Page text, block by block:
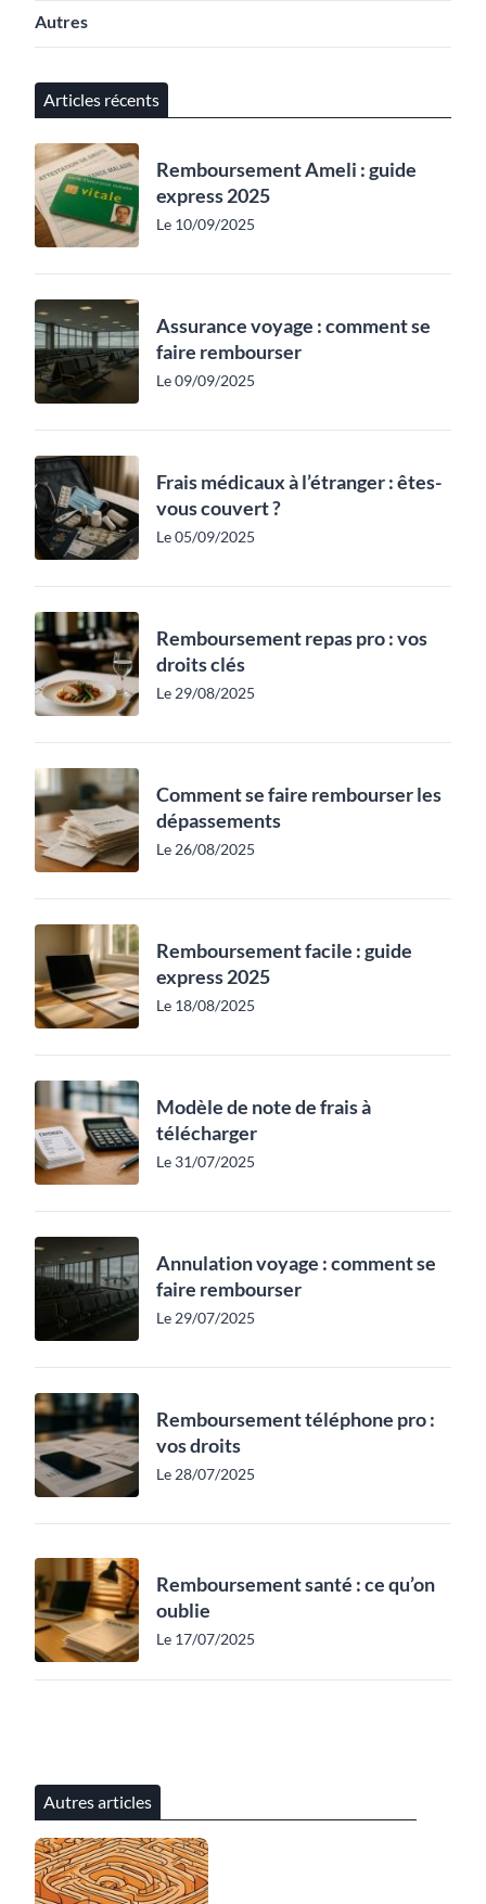
Autres
Articles récents
Remboursement Ameli : guide
express 2025
Le 10/09/2025
Assurance voyage : comment se
faire rembourser
Le 09/09/2025
Frais médicaux à l’étranger : êtes-
vous couvert ?
Le 05/09/2025
Remboursement repas pro : vos
droits clés
Le 29/08/2025
Comment se faire rembourser les
dépassements
Le 26/08/2025
Remboursement facile : guide
express 2025
Le 18/08/2025
Modèle de note de frais à
télécharger
Le 31/07/2025
Annulation voyage : comment se
faire rembourser
Le 29/07/2025
Remboursement téléphone pro :
vos droits
Le 28/07/2025
Remboursement santé : ce qu’on
oublie
Le 17/07/2025
Autres articles